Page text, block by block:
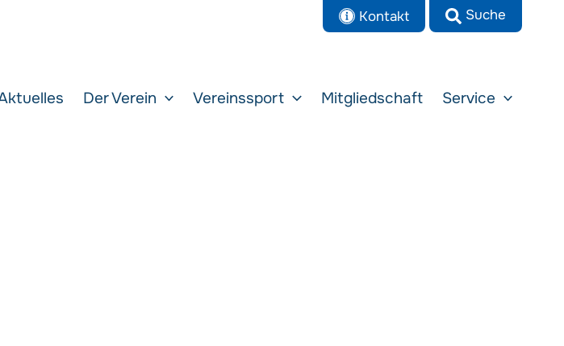
Kontakt
Der Verein Vereinssport Mitgliedschaft Service